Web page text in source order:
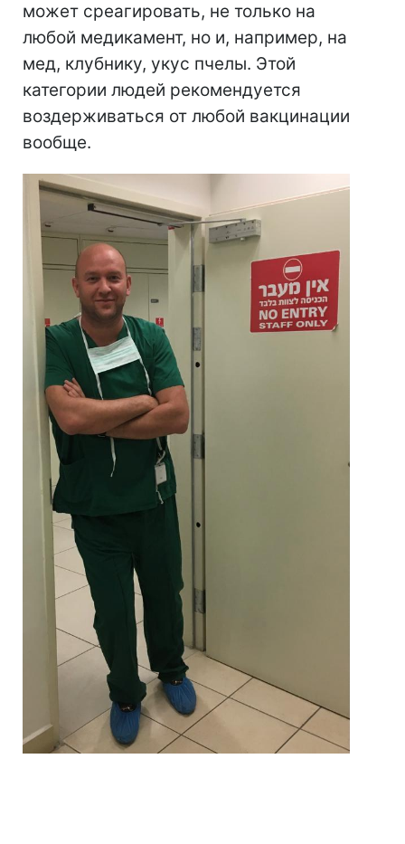
может среагировать, не только на
любой медикамент, но и, например, на
мед, клубнику, укус пчелы. Этой
категории людей рекомендуется
воздерживаться от любой вакцинации
вообще.